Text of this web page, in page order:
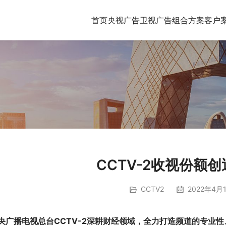
首页央视广告卫视广告组合方案客户
CCTV-2收视份额创
CCTV2 2022年4月
广播电视总台CCTV-2深耕财经领域，全力打造频道的专业